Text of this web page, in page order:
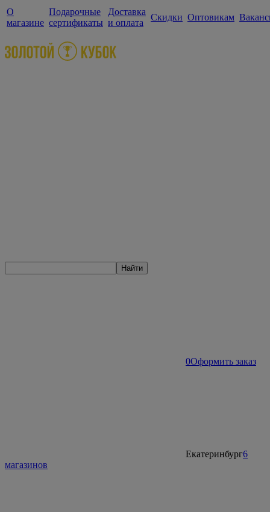
О
магазине
Подарочные
сертификаты
Доставка
и оплата
Скидки Оптовикам
Найти
0Оформить заказ
Екатеринбург6
магазинов